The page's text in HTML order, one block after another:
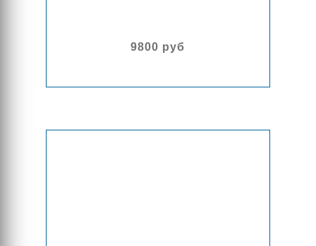
9800 руб